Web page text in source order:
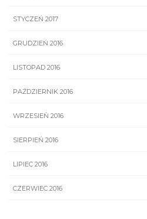
STYCZEŃ 2017
GRUDZIEŃ 2016
LISTOPAD 2016
PAŹDZIERNIK 2016
WRZESIEŃ 2016
SIERPIEŃ 2016
LIPIEC 2016
CZERWIEC 2016